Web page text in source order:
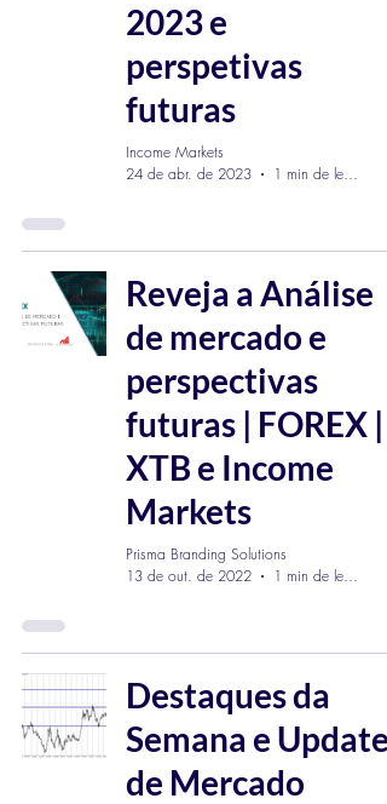
2023 e
perspetivas
futuras
Income Markets
24 de abr. de 2023
1 min de leitura
Reveja a Análise
de mercado e
perspectivas
futuras | FOREX |
XTB e Income
Markets
Prisma Branding Solutions
13 de out. de 2022
1 min de leitura
Destaques da
Semana e Updates
de Mercado